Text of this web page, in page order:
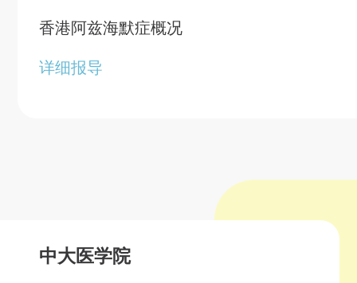
香港阿兹海默症概况
详细报导
中大医学院